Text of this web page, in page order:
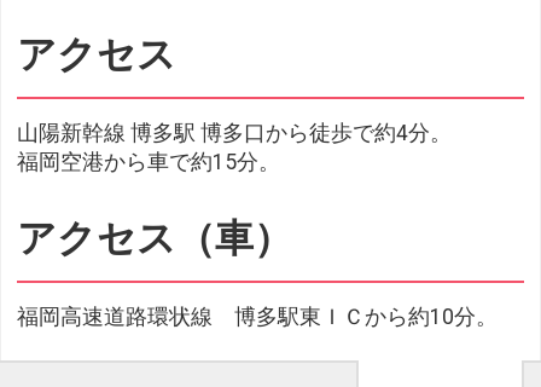
アクセス
山陽新幹線 博多駅 博多口から徒歩で約4分。
福岡空港から車で約15分。
アクセス（車）
福岡高速道路環状線 博多駅東ＩＣから約10分。